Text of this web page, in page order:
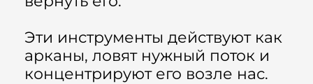
Эти инструменты действуют как
арканы, ловят нужный поток и
концентрируют его возле нас.